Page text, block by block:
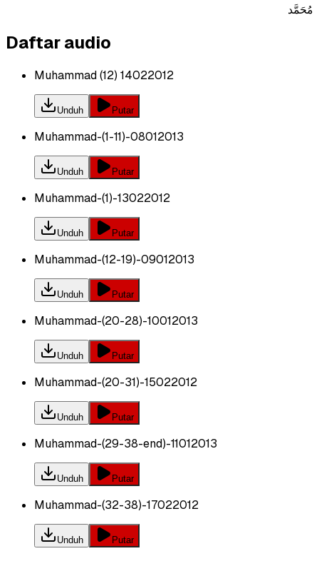
مُحَمَّد
Daftar audio
Muhammad (12) 14022012
Unduh Putar
Muhammad-(1-11)-08012013
Unduh Putar
Muhammad-(1)-13022012
Unduh Putar
Muhammad-(12-19)-09012013
Unduh Putar
Muhammad-(20-28)-10012013
Unduh Putar
Muhammad-(20-31)-15022012
Unduh Putar
Muhammad-(29-38-end)-11012013
Unduh Putar
Muhammad-(32-38)-17022012
Unduh Putar